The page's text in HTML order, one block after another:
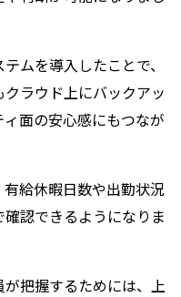
ムを導入したことで、
ラウド上にバックアッ
面の安心感にもつなが
給休暇日数や出勤状況
認できるようになりま
把握するためには、上